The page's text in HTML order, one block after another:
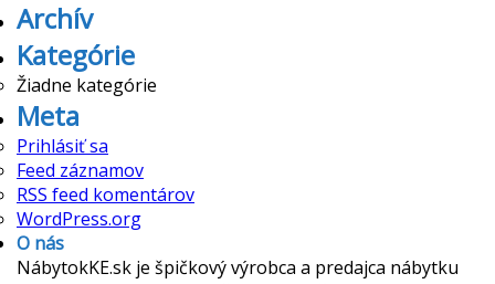
Archív
Kategórie
Žiadne kategórie
Meta
Prihlásiť sa
Feed záznamov
RSS feed komentárov
WordPress.org
O nás
NábytokKE.sk je špičkový výrobca a predajca nábytku